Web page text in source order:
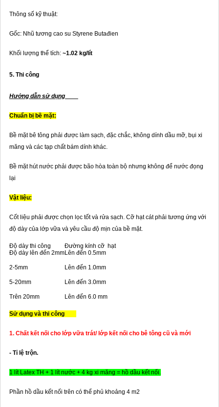
Thông số kỹ thuật:
Gốc: Nhũ tương cao su Styrene Butađien
Khối lượng thể tích: ~1.02 kg/lít
5. Thi công
Hướng dẫn sử dụng
Chuẩn bị bề mặt:
Bề mặt bê tông phải được làm sạch, đặc chắc, không dính dầu mỡ, bụi xi
măng và các tạp chất bám dính khác.
Bề mặt hút nước phải được bão hòa toàn bộ nhưng không để nước đọng
lại
Vật liệu:
Cốt liệu phải được chọn lọc tốt và rửa sạch. Cỡ hạt cát phải tương ứng với
độ dày của lớp vữa và yêu cầu độ mịn của bề mặt.
Độ dày thi công
Đường kính cỡ hạt
Độ dày lên đến 2mm
2-5mm
5-20mm
Trên 20mm
Lên đến 0.5mm
Lên đến 1.0mm
Lên đến 3.0mm
Lên đến 6.0 mm
Sử dụng và thi công
1. Chất kết nối cho lớp vữa trát/ lớp kết nối cho bê tông cũ và mới
- Tỉ lệ trộn.
1 lít Latex TH + 1 lít nước + 4 kg xi măng = hồ dầu kết nối.
Phần hồ dầu kết nối trên có thể phủ khoảng 4 m2